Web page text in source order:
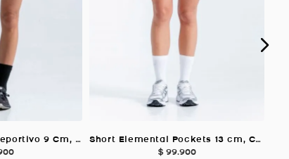
Short Corto Vital Deportivo 9 Cm, Color Petroleo Para Mujer
Short Elemental Pockets 13 cm, Color VERDE SALVIA Para Mujer
$ 99.900